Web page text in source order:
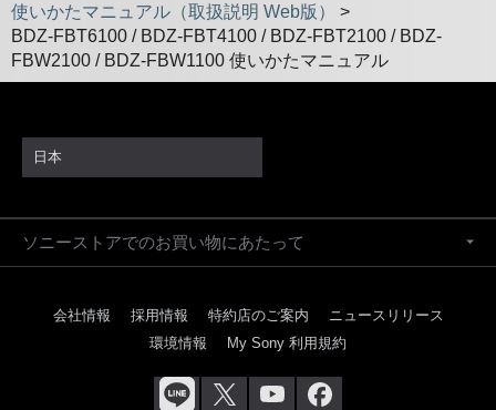
使いかたマニュアル（取扱説明 Web版）
>
BDZ-FBT6100 / BDZ-FBT4100 / BDZ-FBT2100 / BDZ-
FBW2100 / BDZ-FBW1100 使いかたマニュアル
日本
ソニーストアでのお買い物にあたって
会社情報 採用情報 特約店のご案内
ニュースリリース
環境情報
My Sony 利用規約